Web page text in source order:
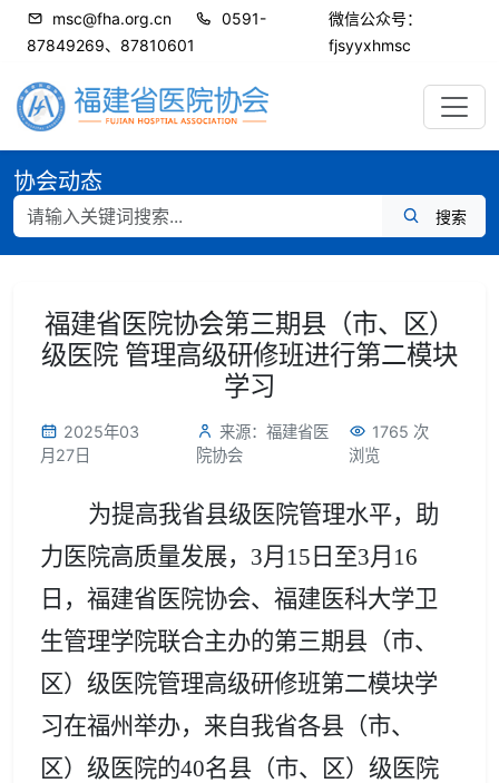
msc@fha.org.cn
0591-
87849269、87810601
微信公众号：
fjsyyxhmsc
协会动态
搜索
福建省医院协会第三期县（市、区）
级医院 管理高级研修班进行第二模块
学习
2025年03
月27日
来源：福建省医
院协会
1765 次
浏览
为提高我省县级医院管理水平， 助
力医院高质量发展， 3月15日至3月16
日， 福建省医院协会、 福建医科大学卫
生管理学院联合主办的第三期县 （市、
区） 级医院管理高级研修班第二模块学
习在福州举办，来自我省各县 （市、
区） 级医院的40名县 （市、区） 级医院